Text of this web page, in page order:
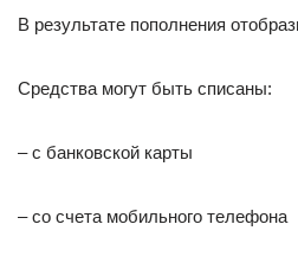
В результате пополнения
Средства могут быть списаны:
– с банковской карты
– со счета мобильного телефона